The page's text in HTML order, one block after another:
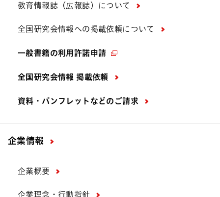
教育情報誌（広報誌）について
全国研究会情報への掲載依頼について
一般書籍の利用許諾申請
全国研究会情報 掲載依頼
資料・パンフレットなどの ご請求
企業情報
企業概要
企業理念・行動指針